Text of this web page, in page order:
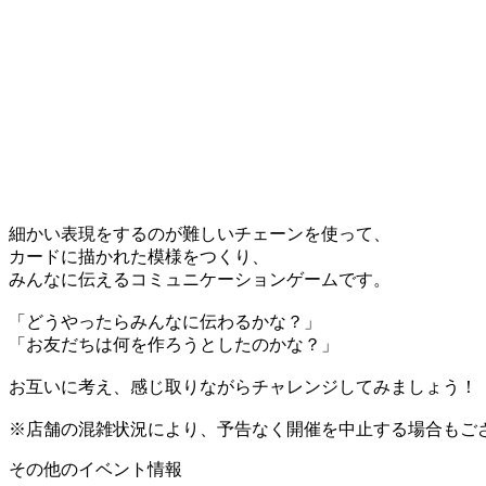
細かい表現をするのが難しいチェーンを使って、
カードに描かれた模様をつくり、
みんなに伝えるコミュニケーションゲームです。
「どうやったらみんなに伝わるかな？」
「お友だちは何を作ろうとしたのかな？」
お互いに考え、感じ取りながらチャレンジしてみましょう！
※店舗の混雑状況により、予告なく開催を中止する場合もご
その他のイベント情報